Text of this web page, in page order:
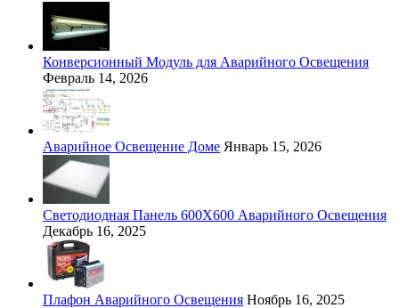
Конверсионный Модуль для Аварийного Освещения
Февраль 14, 2026
Аварийное Освещение Доме Январь 15, 2026
Светодиодная Панель 600Х600 Аварийного Освещения
Декабрь 16, 2025
Плафон Аварийного Освещения Ноябрь 16, 2025